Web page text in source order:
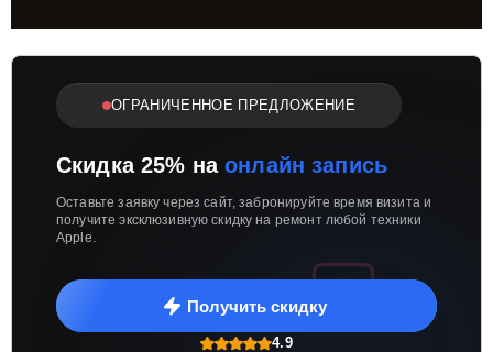
ОГРАНИЧЕННОЕ ПРЕДЛОЖЕНИЕ
Скидка 25% наонлайн запись
Оставьте заявку через сайт, забронируйте время визита и
получите эксклюзивную скидку на ремонт любой техники
Apple.
Получить скидку
4.9